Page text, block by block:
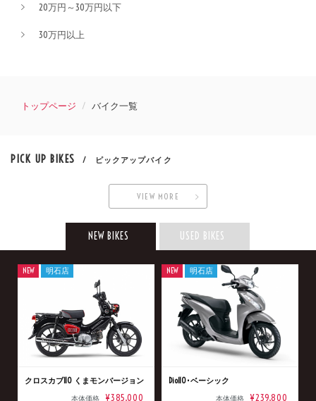
20万円～30万円以下
30万円以上
トップページ バイク一覧
PICK UP BIKES / ピックアップバイク
VIEW MORE
NEW BIKES USED BIKES
クロスカブ110 くまモンバージョン
本体価格 ¥385,000
NEW 明石店
Dio110･ベーシック
本体価格 ¥239,800
NEW 明石店